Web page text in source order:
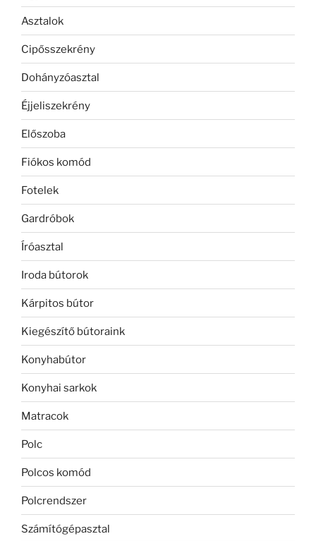
Asztalok
Cipősszekrény
Dohányzóasztal
Éjjeliszekrény
Előszoba
Fiókos komód
Fotelek
Gardróbok
Íróasztal
Iroda bútorok
Kárpitos bútor
Kiegészítő bútoraink
Konyhabútor
Konyhai sarkok
Matracok
Polc
Polcos komód
Polcrendszer
Számítógépasztal